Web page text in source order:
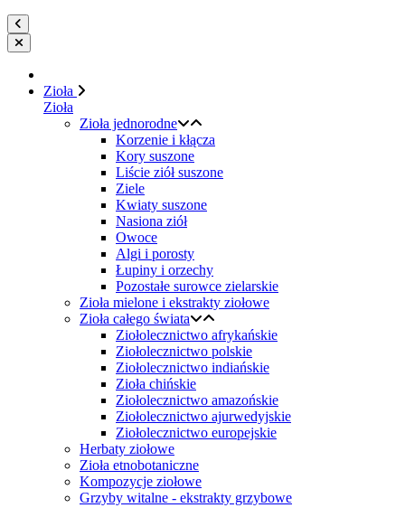
Zioła
Zioła
Zioła jednorodne
Korzenie i kłącza
Kory suszone
Liście ziół suszone
Ziele
Kwiaty suszone
Nasiona ziół
Owoce
Algi i porosty
Łupiny i orzechy
Pozostałe surowce zielarskie
Zioła mielone i ekstrakty ziołowe
Zioła całego świata
Ziołolecznictwo afrykańskie
Ziołolecznictwo polskie
Ziołolecznictwo indiańskie
Zioła chińskie
Ziołolecznictwo amazońskie
Ziołolecznictwo ajurwedyjskie
Ziołolecznictwo europejskie
Herbaty ziołowe
Zioła etnobotaniczne
Kompozycje ziołowe
Grzyby witalne - ekstrakty grzybowe